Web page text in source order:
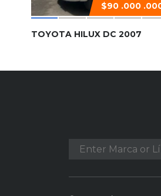
$90 .000
TOYOTA HILUX DC 2007